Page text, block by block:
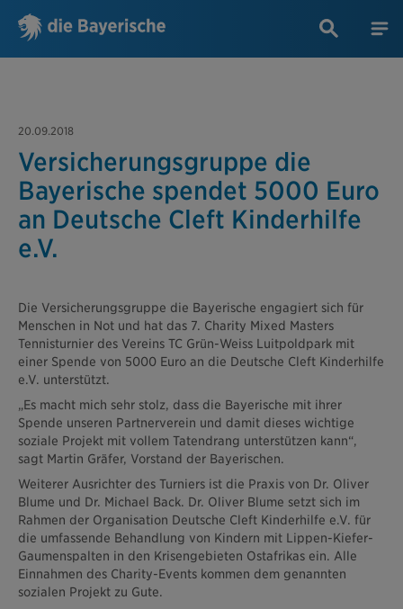
20.09.2018
Versicherungsgruppe die
Bayerische spendet 5000 Euro
an Deutsche Cleft Kinderhilfe
e.V.
Die Versicherungsgruppe die Bayerische engagiert sich für
Menschen in Not und hat das 7. Charity Mixed Masters
Tennisturnier des Vereins TC Grün-Weiss Luitpoldpark mit
einer Spende von 5000 Euro an die Deutsche Cleft Kinderhilfe
e.V. unterstützt.
„Es macht mich sehr stolz, dass die Bayerische mit ihrer
Spende unseren Partnerverein und damit dieses wichtige
soziale Projekt mit vollem Tatendrang unterstützen kann“,
sagt Martin Gräfer, Vorstand der Bayerischen.
Weiterer Ausrichter des Turniers ist die Praxis von Dr. Oliver
Blume und Dr. Michael Back. Dr. Oliver Blume setzt sich im
Rahmen der Organisation Deutsche Cleft Kinderhilfe e.V. für
die umfassende Behandlung von Kindern mit Lippen-Kiefer-
Gaumenspalten in den Krisengebieten Ostafrikas ein. Alle
Einnahmen des Charity-Events kommen dem genannten
sozialen Projekt zu Gute.